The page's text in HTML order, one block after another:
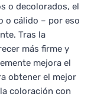
o decolorados, el
o cálido – por eso
Tras la
más firme y
mejora el
obtener el mejor
coloración con